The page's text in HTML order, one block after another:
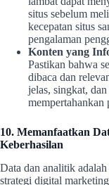
situs sebelum
kecepatan situs
pengalaman
Konten yang
Pastikan bahwa
dibaca dan
jelas, singkat,
mempertahankan
10. Memanfaatkan
Keberhasilan
Data dan analitik
strategi digital